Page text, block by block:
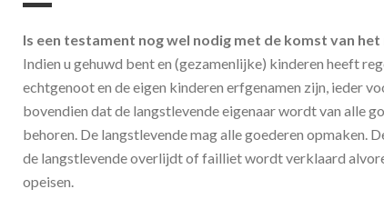
Is een testament nog wel nodig met de komst van
Indien u gehuwd bent en (gezamenlijke) kinderen heeft
echtgenoot en de eigen kinderen erfgenamen zijn, ieder
bovendien dat de langstlevende eigenaar wordt van alle
behoren. De langstlevende mag alle goederen opmaken.
de langstlevende overlijdt of failliet wordt verklaard
opeisen.